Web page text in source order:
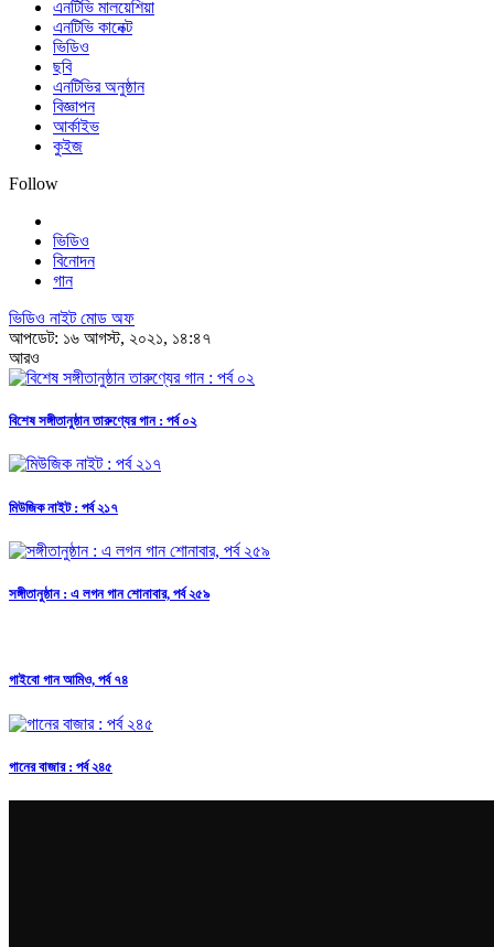
এনটিভি মালয়েশিয়া
এনটিভি কানেক্ট
ভিডিও
ছবি
এনটিভির অনুষ্ঠান
বিজ্ঞাপন
আর্কাইভ
কুইজ
Follow
ভিডিও
বিনোদন
গান
ভিডিও নাইট মোড অফ
আপডেট: ১৬ আগস্ট, ২০২১, ১৪:৪৭
আরও
বিশেষ সঙ্গীতানুষ্ঠান তারুণ্যের গান : পর্ব ০২
মিউজিক নাইট : পর্ব ২১৭
সঙ্গীতানুষ্ঠান : এ লগন গান শোনাবার, পর্ব ২৫৯
গাইবো গান আমিও, পর্ব ৭৪
গানের বাজার : পর্ব ২৪৫